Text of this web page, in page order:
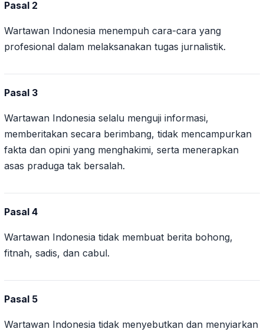
Pasal 2
Wartawan Indonesia menempuh cara-cara yang
profesional dalam melaksanakan tugas jurnalistik.
Pasal 3
Wartawan Indonesia selalu menguji informasi,
memberitakan secara berimbang, tidak mencampurkan
fakta dan opini yang menghakimi, serta menerapkan
asas praduga tak bersalah.
Pasal 4
Wartawan Indonesia tidak membuat berita bohong,
fitnah, sadis, dan cabul.
Pasal 5
Wartawan Indonesia tidak menyebutkan dan menyiarkan